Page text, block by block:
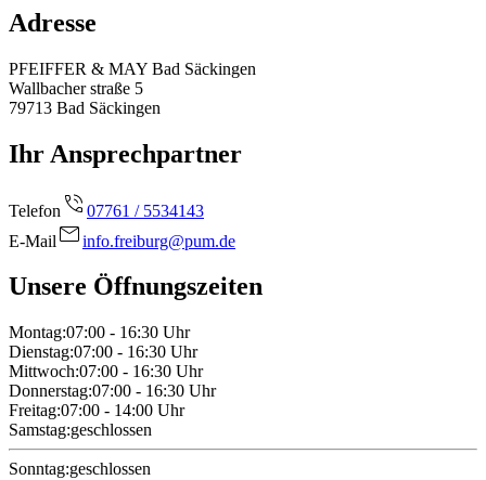
Adresse
PFEIFFER & MAY Bad Säckingen
Wallbacher straße 5
79713 Bad Säckingen
Ihr Ansprechpartner
Telefon
07761 / 5534143
E-Mail
info.freiburg@pum.de
Unsere Öffnungszeiten
Montag:07:00 - 16:30 Uhr
Dienstag:07:00 - 16:30 Uhr
Mittwoch:07:00 - 16:30 Uhr
Donnerstag:07:00 - 16:30 Uhr
Freitag:07:00 - 14:00 Uhr
Samstag:geschlossen
Sonntag:geschlossen